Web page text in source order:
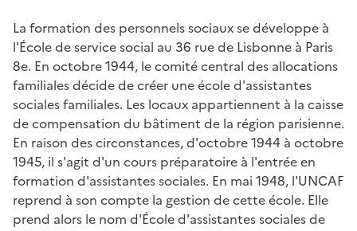
La formation des personnels sociaux se développe à
l'École de service social au 36 rue de Lisbonne à Paris
8e. En octobre 1944, le comité central des allocations
familiales décide de créer une école d'assistantes
sociales familiales. Les locaux appartiennent à la caisse
de compensation du bâtiment de la région parisienne.
En raison des circonstances, d'octobre 1944 à octobre
1945, il s'agit d'un cours préparatoire à l'entrée en
formation d'assistantes sociales. En mai 1948, l'UNCAF
reprend à son compte la gestion de cette école. Elle
prend alors le nom d'École d'assistantes sociales de